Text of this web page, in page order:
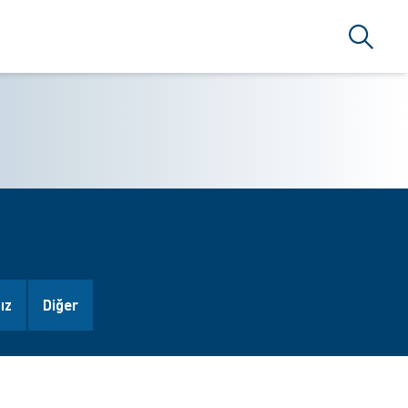
Arama
Diğer